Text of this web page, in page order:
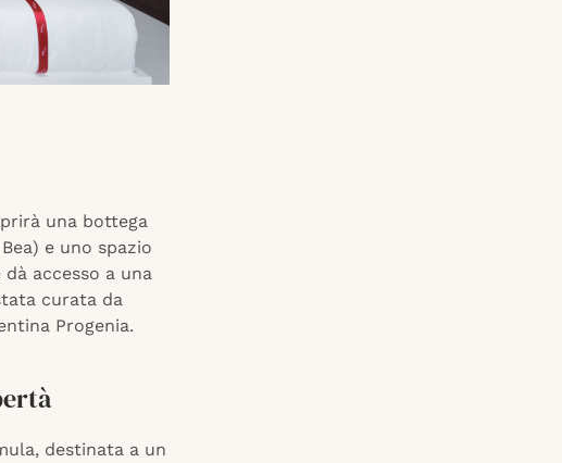
una bottega
e uno spazio
accesso a una
curata da
Progenia.
destinata a un